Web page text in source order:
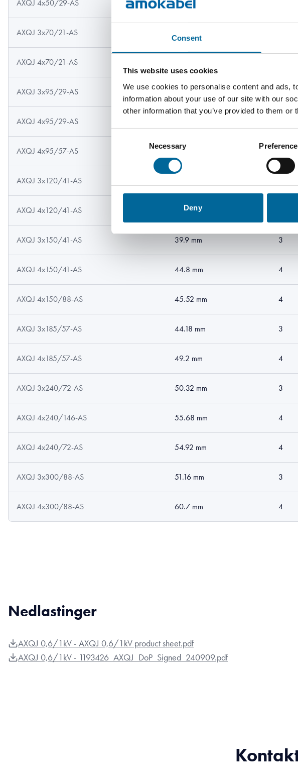
Consent
This website uses cookies
We use cookies to personalise content and ads,
information about your use of our site with our
other information that you’ve provided to them
Necessary
Deny
AXQJ 4x50/29-AS 29.2 mm
AXQJ 3x70/21-AS
AXQJ 4x70/21-AS
AXQJ 3x95/29-AS 32.7 mm 3
AXQJ 4x95/29-AS
AXQJ 4x95/57-AS 36.4 mm 4
AXQJ 3x120/41-AS
AXQJ 4x120/41-AS 40.8 mm
AXQJ 3x150/41-AS 39.9 mm 3
AXQJ 4x150/41-AS 44.8 mm 4
AXQJ 4x150/88-AS 45.52 mm 4
AXQJ 3x185/57-AS 44.18 mm 3
AXQJ 4x185/57-AS 49.2 mm 4
AXQJ 3x240/72-AS 50.32 mm 3
AXQJ 4x240/146-AS 55.68 mm 4
AXQJ 4x240/72-AS 54.92 mm 4
AXQJ 3x300/88-AS 51.16 mm 3
AXQJ 4x300/88-AS 60.7 mm 4
Nedlastinger
AXQJ 0,6/1kV - AXQJ 0,6/1kV product sheet.pdf
AXQJ 0,6/1kV - 1193426_AXQJ_DoP_Signed_240909.pdf